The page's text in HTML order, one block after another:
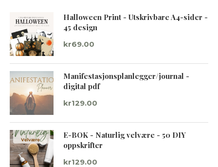
Halloween Print - Utskrivbare A4-sider -
45 design
kr69.00
Manifestasjonsplanlegger/journal -
digital pdf
kr129.00
E-BOK - Naturlig velvære - 50 DIY
oppskrifter
kr129.00